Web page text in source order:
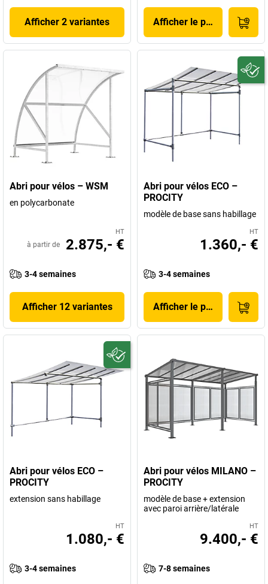
Afficher 2 variantes Afficher le produit
Abri pour vélos – WSM
en polycarbonate
HT
à partir de 2.875,- €
3-4 semaines
Afficher 12 variantes
Abri pour vélos ECO –
PROCITY
modèle de base sans habillage
HT
1.360,- €
3-4 semaines
Afficher le produit
Abri pour vélos ECO –
PROCITY
extension sans habillage
HT
1.080,- €
3-4 semaines
Abri pour vélos MILANO –
PROCITY
modèle de base + extension
avec paroi arrière/latérale
HT
9.400,- €
7-8 semaines